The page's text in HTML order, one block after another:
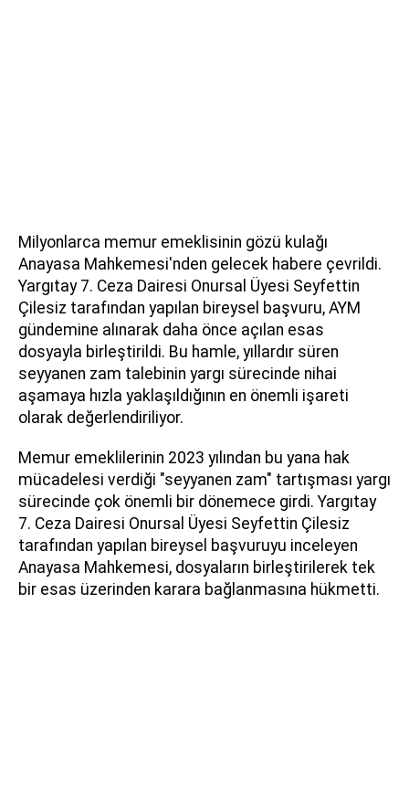
Milyonlarca memur emeklisinin gözü kulağı
Anayasa Mahkemesi'nden gelecek habere çevrildi.
Yargıtay 7. Ceza Dairesi Onursal Üyesi Seyfettin
Çilesiz tarafından yapılan bireysel başvuru, AYM
gündemine alınarak daha önce açılan esas
dosyayla birleştirildi. Bu hamle, yıllardır süren
seyyanen zam talebinin yargı sürecinde nihai
aşamaya hızla yaklaşıldığının en önemli işareti
olarak değerlendiriliyor.
Memur emeklilerinin 2023 yılından bu yana hak
mücadelesi verdiği "seyyanen zam" tartışması yargı
sürecinde çok önemli bir dönemece girdi. Yargıtay
7. Ceza Dairesi Onursal Üyesi Seyfettin Çilesiz
tarafından yapılan bireysel başvuruyu inceleyen
Anayasa Mahkemesi, dosyaların birleştirilerek tek
bir esas üzerinden karara bağlanmasına hükmetti.